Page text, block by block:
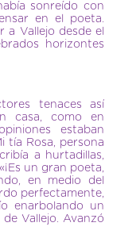
sonreído con
en el poeta.
Vallejo desde el
horizontes
tenaces así
casa, como en
estaban
tía Rosa, persona
a hurtadillas,
un gran poeta,
en medio del
perfectamente,
enarbolando un
Vallejo. Avanzó